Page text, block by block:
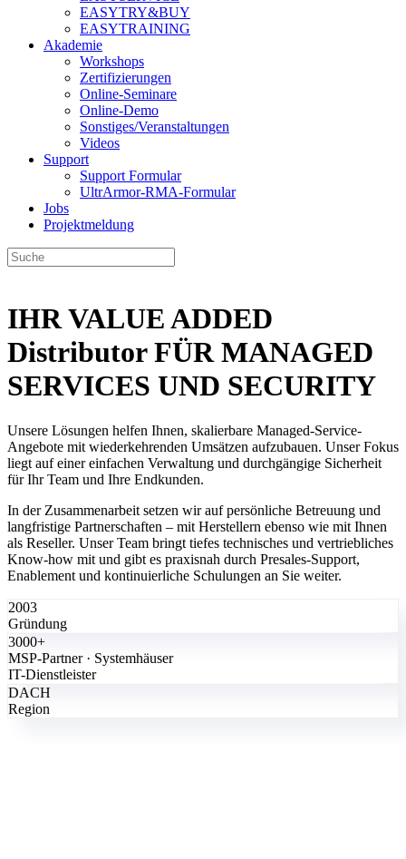
EASYTRY&BUY
EASYTRAINING
Akademie
Workshops
Zertifizierungen
Online-Seminare
Online-Demo
Sonstiges/Veranstaltungen
Videos
Support
Support Formular
UltrArmor-RMA-Formular
Jobs
Projektmeldung
IHR VALUE ADDED
Distributor FÜR MANAGED
SERVICES UND SECURITY
Unsere Lösungen helfen Ihnen, skalierbare Managed-Service-
Angebote mit wiederkehrenden Umsätzen aufzubauen. Unser Fokus
liegt auf einer einfachen Verwaltung und durchgängige Sicherheit
für Ihr Team und Ihre Endkunden.
In der Zusammenarbeit setzen wir auf persönliche Betreuung und
langfristige Partnerschaften – mit Herstellern ebenso wie mit Ihnen
als Reseller. Unser Team bringt tiefes technisches und vertriebliches
Know-how mit und gibt es praxisnah durch Presales-Support,
Enablement und kontinuierliche Schulungen an Sie weiter.
2003
Gründung
3000+
MSP-Partner · Systemhäuser
IT-Dienstleister
DACH
Region